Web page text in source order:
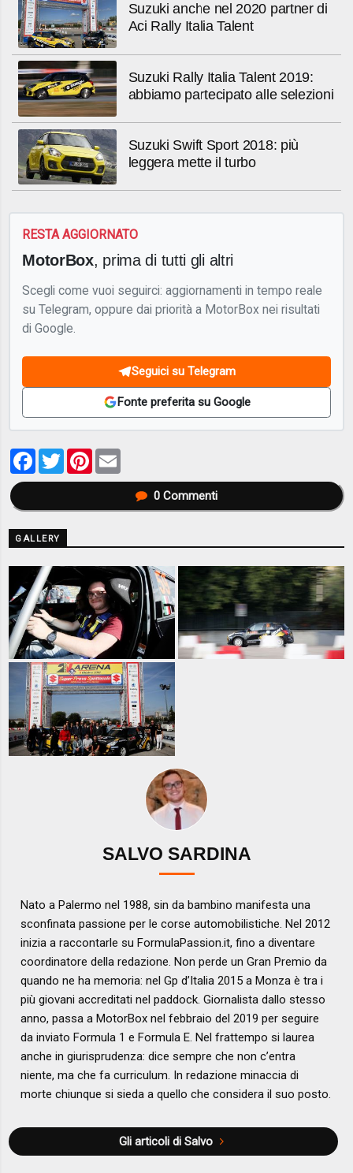
Suzuki anche nel 2020 partner di
Aci Rally Italia Talent
Suzuki Rally Italia Talent 2019:
abbiamo partecipato alle selezioni
Suzuki Swift Sport 2018: più
leggera mette il turbo
RESTA AGGIORNATO
MotorBox, prima di tutti gli altri
Scegli come vuoi seguirci: aggiornamenti in tempo reale
su Telegram, oppure dai priorità a MotorBox nei risultati
di Google.
Seguici su Telegram
Fonte preferita su Google
Facebook
TwitterPinterest
0Commenti
GALLERY
SALVO SARDINA
Nato a Palermo nel 1988, sin da bambino manifesta una
sconfinata passione per le corse automobilistiche. Nel 2012
inizia a raccontarle su FormulaPassion.it, fino a diventare
coordinatore della redazione. Non perde un Gran Premio da
quando ne ha memoria: nel Gp d’Italia 2015 a Monza è tra i
più giovani accreditati nel paddock. Giornalista dallo stesso
anno, passa a MotorBox nel febbraio del 2019 per seguire
da inviato Formula 1 e Formula E. Nel frattempo si laurea
anche in giurisprudenza: dice sempre che non c’entra
niente, ma che fa curriculum. In redazione minaccia di
morte chiunque si sieda a quello che considera il suo posto.
Gli articoli di Salvo